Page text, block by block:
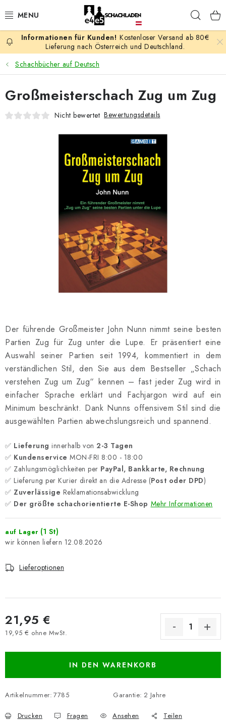
Inhalt
AKTION
SCHACHSPIELE
SCHACHFIGUREN
SCHACHBRETTER
SCHACH-ANTIQUITÄTENLADEN
SCHACH ONLINE
SCHACH-MERCH
SCHACH GESCHENKE
KONTAKT
Kontakt FAQ Über uns
Schachblog
Geschäftsbedingungen
Kostenloser Versand ab 80€
Lieferung nach Österreich und Deutschland.
Schachbücher auf Deutsch
Der führende Großmeister John Nunn nimmt seine besten
Partien Zug für Zug unter die Lupe. Er präsentiert eine
Auswahl seiner Partien seit 1994, kommentiert in dem
verständlichen Stil, den Sie aus dem Bestseller „Schach
verstehen Zug um Zug“ kennen – fast jeder Zug wird in
einfacher Sprache erklärt und Fachjargon wird auf ein
Minimum beschränkt. Dank Nunns offensivem Stil sind die
ausgewählten Partien abwechslungsreich und spannend.
✅ Lieferung innerhalb von 2-3 Tagen
✅ Kundenservice MON-FRI 8:00 - 18:00
✅ Zahlungsmöglichkeiten per PayPal, Bankkarte, Rechnung
✅ Lieferung per Kurier direkt an die Adresse (Post oder DPD)
✅ Zuverlässige Reklamationsabwicklung
✅ Der größte schachorientierte E-Shop Mehr Informationen
auf Lager (1 St)
12.08.2026
Lieferoptionen
21,95 €
19,95 € ohne MwSt.
IN DEN WARENKORB
Artikelnummer: 7785 Garantie: 2 Jahre
Drucken Fragen Ansehen Teilen
Großmeisterschach Zug um Zug
Nicht bewertet Bewertungsdetails